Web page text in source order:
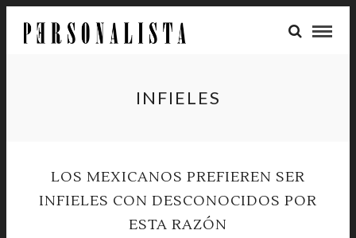
INFIELES
LOS MEXICANOS PREFIEREN SER
INFIELES CON DESCONOCIDOS POR
ESTA RAZÓN